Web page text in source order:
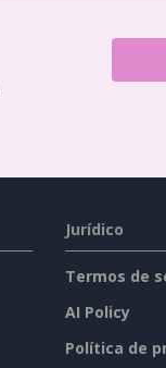
Jurídico
Termos de
AI Policy
Política de